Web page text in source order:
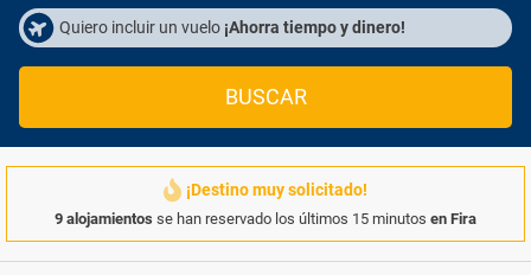
Quiero incluir un vuelo ¡Ahorra tiempo y dinero!
BUSCAR
¡Destino muy solicitado!
9 alojamientos se han reservado los últimos 15 minutos en Fira